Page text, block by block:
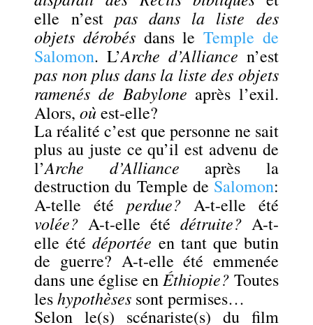
elle n’est pas dans la liste des
objets dérobés dans le Temple de
Salomon. L’Arche d’Alliance n’est
pas non plus dans la liste des objets
ramenés de Babylone après l’exil.
Alors,oùest-elle?
La réalité c’est que personne ne sait
plus au juste ce qu’il est advenu de
l’Arche d’Alliance après la
destruction du Temple de Salomon:
A-telle été perdue? A-t-elle été
volée? A-t-elle été détruite?A-t-
elle étédéportée en tant que butin
de guerre? A-t-elle été emmenée
dans une église enÉthiopie? Toutes
leshypothèses sont permises…
Selon le(s) scénariste(s) du film